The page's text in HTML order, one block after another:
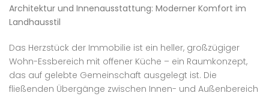
Architektur und Innenausstattung: Moderner Komfort im
Landhausstil
Das Herzstück der Immobilie ist ein heller, großzügiger
Wohn-Essbereich mit offener Küche – ein Raumkonzept,
das auf gelebte Gemeinschaft ausgelegt ist. Die
fließenden Übergänge zwischen Innen- und Außenbereich